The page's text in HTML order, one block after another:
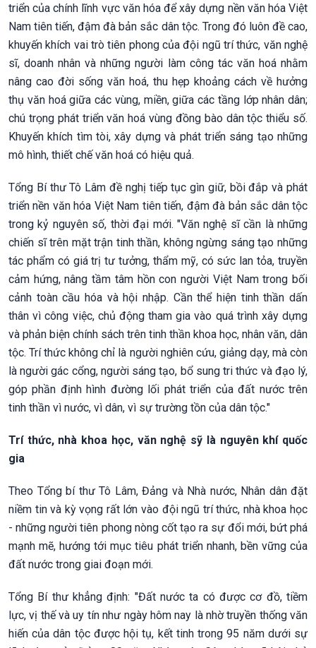
triển của chính lĩnh vực văn hóa để xây dựng nền văn hóa Việt
Nam tiên tiến, đậm đà bản sắc dân tộc. Trong đó luôn đề cao,
khuyến khích vai trò tiên phong của đội ngũ trí thức, văn nghệ
sĩ, doanh nhân và những người làm công tác văn hoá nhằm
nâng cao đời sống văn hoá, thu hẹp khoảng cách về hưởng
thụ văn hoá giữa các vùng, miền, giữa các tầng lớp nhân dân;
chú trọng phát triển văn hoá vùng đồng bào dân tộc thiểu số.
Khuyến khích tìm tòi, xây dựng và phát triển sáng tạo những
mô hình, thiết chế văn hoá có hiệu quả.
Tổng Bí thư Tô Lâm đề nghị tiếp tục gìn giữ, bồi đắp và phát
triển nền văn hóa Việt Nam tiên tiến, đậm đà bản sắc dân tộc
trong kỷ nguyên số, thời đại mới. "Văn nghệ sĩ cần là những
chiến sĩ trên mặt trận tinh thần, không ngừng sáng tạo những
tác phẩm có giá trị tư tưởng, thẩm mỹ, có sức lan tỏa, truyền
cảm hứng, nâng tầm tâm hồn con người Việt Nam trong bối
cảnh toàn cầu hóa và hội nhập. Cần thể hiện tinh thần dấn
thân vì công việc, chủ động tham gia vào quá trình xây dựng
và phản biện chính sách trên tinh thần khoa học, nhân văn, dân
tộc. Trí thức không chỉ là người nghiên cứu, giảng dạy, mà còn
là người gác cổng, người sáng tạo, bổ sung tri thức và đạo lý,
góp phần định hình đường lối phát triển của đất nước trên
tinh thần vì nước, vì dân, vì sự trường tồn của dân tộc."
Trí thức, nhà khoa học, văn nghệ sỹ là nguyên khí quốc
gia
Theo Tổng bí thư Tô Lâm, Đảng và Nhà nước, Nhân dân đặt
niềm tin và kỳ vọng rất lớn vào đội ngũ trí thức, nhà khoa học
- những người tiên phong nòng cốt tạo ra sự đổi mới, bứt phá
mạnh mẽ, hướng tới mục tiêu phát triển nhanh, bền vững của
đất nước trong giai đoạn mới.
Tổng Bí thư khẳng định: "Đất nước ta có được cơ đồ, tiềm
lực, vị thế và uy tín như ngày hôm nay là nhờ truyền thống văn
hiến của dân tộc được hội tụ, kết tinh trong 95 năm dưới sự